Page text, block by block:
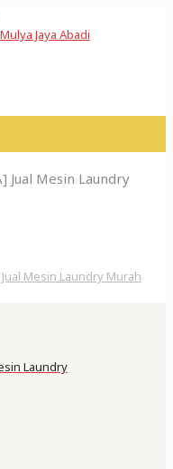
Jual Mesin Laundry
Jual Mesin Laundry Murah
Laundry